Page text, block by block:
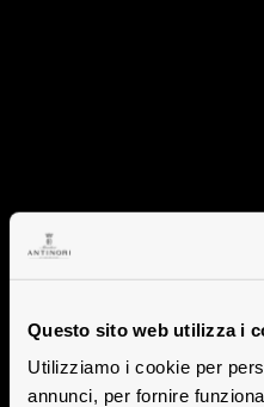
Questo sito web utilizza i
Utilizziamo i cookie per
annunci, per fornire